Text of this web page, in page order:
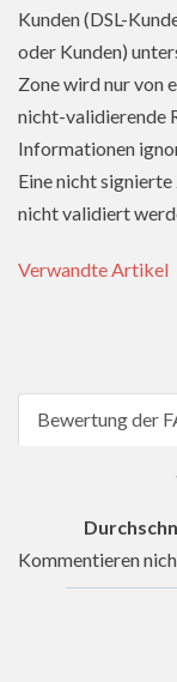
Kunden (DSL-
oder Kunden)
Zone wird nur von
nicht-validierende
Informationen
Eine nicht
nicht validiert
Verwandte Artikel
Bewertung der
Kommentieren